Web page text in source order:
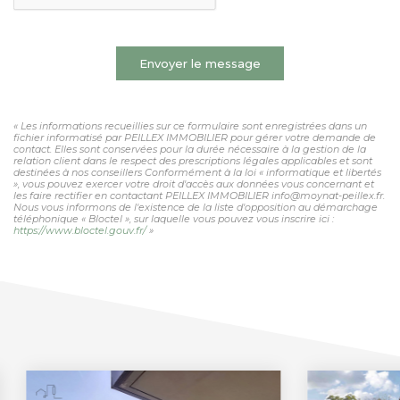
Envoyer le message
« Les informations recueillies sur ce formulaire sont enregistrées dans un
fichier informatisé par PEILLEX IMMOBILIER pour gérer votre demande de
contact. Elles sont conservées pour la durée nécessaire à la gestion de la
relation client dans le respect des prescriptions légales applicables et sont
destinées à nos conseillers Conformément à la loi « informatique et libertés
», vous pouvez exercer votre droit d'accès aux données vous concernant et
les faire rectifier en contactant PEILLEX IMMOBILIER info@moynat-peillex.fr.
Nous vous informons de l'existence de la liste d'opposition au démarchage
téléphonique « Bloctel », sur laquelle vous pouvez vous inscrire ici :
https://www.bloctel.gouv.fr/»